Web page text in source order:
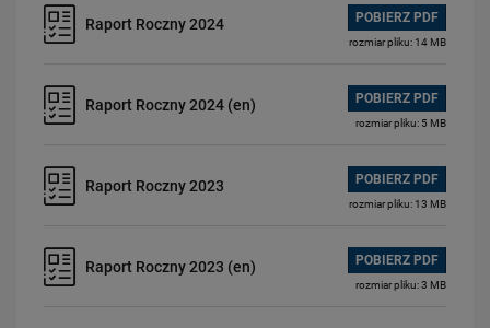
Raport Roczny 2024 POBIERZ PDF
rozmiar pliku: 14 MB
Raport Roczny 2024 (en) POBIERZ PDF
rozmiar pliku: 5 MB
Raport Roczny 2023 POBIERZ PDF
rozmiar pliku: 13 MB
Raport Roczny 2023 (en) POBIERZ PDF
rozmiar pliku: 3 MB
Sprawozdania finansowe
Struktura organizacyjna
Organy Spółki
Ponowne wykorzystywanie
SOK – ochrona danych osobowych
Ogłoszenia